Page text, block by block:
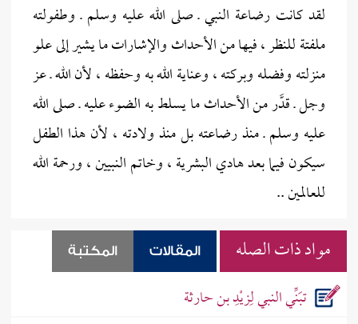
لقد كانت رضاعة النبي ـ صلى الله عليه وسلم ـ وطفولته
ملفتة للنظر ، فيها من الأحداث والإشارات ما يشير إلى علو
منزلته وفضله وبركته ، وعناية الله به وحفظه ، لأن الله ـ عز
وجل ـ قدَّر من الأحداث ما يسلط به الضوء عليه ـ صلى الله
عليه وسلم ـ منذ رضاعته بل منذ ولادته ، لأن هذا الطفل
سيكون فيما بعد هادي البشرية ، وخاتم النبيين ، ورحمة الله
للعالمين ..
مواد ذات الصله المقالات المكتبة
تبَنِّي النبي لِزيْدِ بن حارثة